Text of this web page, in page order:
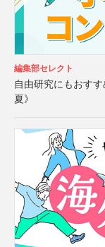
編集部セレクト
自由研究にもおす
夏》